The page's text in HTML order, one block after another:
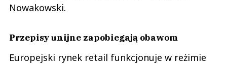
Nowakowski.
Przepisy unijne zapobiegają obawom
Europejski rynek retail funkcjonuje w reżimie